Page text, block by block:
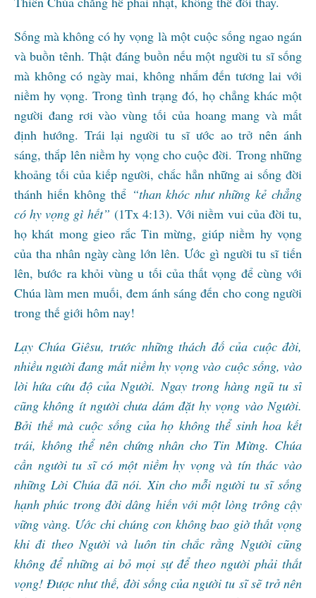
Sống mà không có hy vọng là một cuộc sống ngao ngán
và buồn tênh. Thật đáng buồn nếu một người tu sĩ sống
mà không có ngày mai, không nhắm đến tương lai với
niềm hy vọng. Trong tình trạng đó, họ chẳng khác một
người đang rơi vào vùng tối của hoang mang và mất
định hướng. Trái lại người tu sĩ ước ao trở nên ánh
sáng, thắp lên niềm hy vọng cho cuộc đời. Trong những
khoảng tối của kiếp người, chắc hẳn những ai sống đời
thánh hiến không thể “than khóc như những kẻ chẳng
có hy vọng gì hết” (1Tx 4:13). Với niềm vui của đời tu,
họ khát mong gieo rắc Tin mừng, giúp niềm hy vọng
của tha nhân ngày càng lớn lên. Ước gì người tu sĩ tiến
lên, bước ra khỏi vùng u tối của thất vọng để cùng với
Chúa làm men muối, đem ánh sáng đến cho cong người
trong thế giới hôm nay!
Lạy Chúa Giêsu, trước những thách đố của cuộc đời,
nhiều người đang mất niềm hy vọng vào cuộc sống, vào
lời hứa cứu độ của Người. Ngay trong hàng ngũ tu sĩ
cũng không ít người chưa dám đặt hy vọng vào Người.
Bởi thế mà cuộc sống của họ không thể sinh hoa kết
trái, không thể nên chứng nhân cho Tin Mừng. Chúa
cần người tu sĩ có một niềm hy vọng và tín thác vào
những Lời Chúa đã nói. Xin cho mỗi người tu sĩ sống
hạnh phúc trong đời dâng hiến với một lòng trông cậy
vững vàng. Ước chi chúng con không bao giờ thất vọng
khi đi theo Người và luôn tin chắc rằng Người cũng
không để những ai bỏ mọi sự để theo người phải thất
vọng! Được như thế, đời sống của người tu sĩ sẽ trở nên